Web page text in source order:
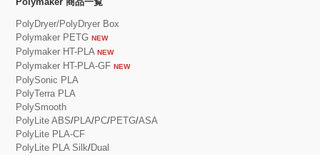
PolyDryer/PolyDryer Box
Polymaker PETG NEW
Polymaker HT-PLA NEW
Polymaker HT-PLA-GF NEW
PolySonic PLA
PolyTerra PLA
PolySmooth
PolyLite ABS/PLA/PC/PETG/ASA
PolyLite PLA-CF
PolyLite PLA Silk/Dual